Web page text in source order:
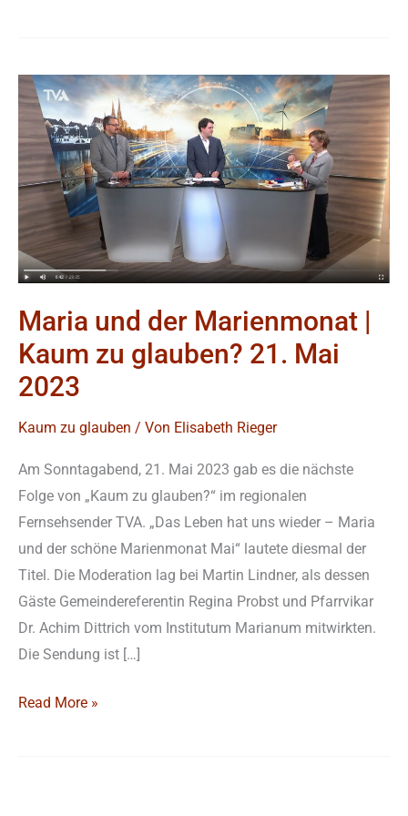
Maria und der Marienmonat |
Kaum zu glauben? 21. Mai
2023
Kaum zu glauben / Von Elisabeth Rieger
Am Sonntagabend, 21. Mai 2023 gab es die nächste
Folge von „Kaum zu glauben?“ im regionalen
Fernsehsender TVA. „Das Leben hat uns wieder – Maria
und der schöne Marienmonat Mai“ lautete diesmal der
Titel. Die Moderation lag bei Martin Lindner, als dessen
Gäste Gemeindereferentin Regina Probst und Pfarrvikar
Dr. Achim Dittrich vom Institutum Marianum mitwirkten.
Die Sendung ist […]
Maria
und
der
Marienmonat
|
Kaum
zu
glauben?
Mai
2023
Read More »